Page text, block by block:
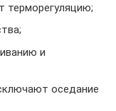
терморегуляцию;
и
оседание